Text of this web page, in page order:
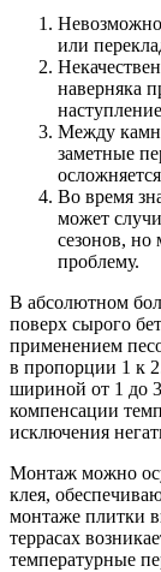
или
наверняка
Между
заметные
Во время
может
сезонов, но
проблему.
В абсолютном
поверх сырого
применением
в пропорции 1 к
шириной от 1 до
компенсации
исключения
Монтаж можно
клея,
монтаже плитки
террасах
температурные